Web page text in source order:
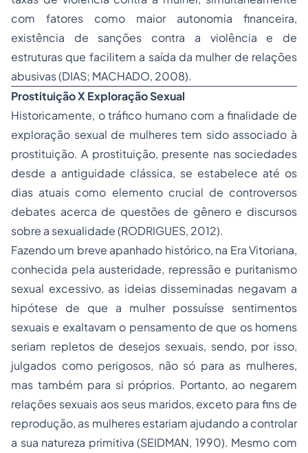
com fatores como maior autonomia financeira,
existência de sanções contra a violência e de
estruturas que facilitem a saída da mulher de relações
abusivas (DIAS; MACHADO, 2008).
Prostituição X Exploração Sexual
Historicamente, o tráfico humano com a finalidade de
exploração sexual de mulheres tem sido associado à
prostituição. A prostituição, presente nas sociedades
desde a antiguidade clássica, se estabelece até os
dias atuais como elemento crucial de controversos
debates acerca de questões de gênero e discursos
sobre a sexualidade (RODRIGUES, 2012).
Fazendo um breve apanhado histórico, na Era Vitoriana,
conhecida pela austeridade, repressão e puritanismo
sexual excessivo, as ideias disseminadas negavam a
hipótese de que a mulher possuísse sentimentos
sexuais e exaltavam o pensamento de que os homens
seriam repletos de desejos sexuais, sendo, por isso,
julgados como perigosos, não só para as mulheres,
mas também para si próprios. Portanto, ao negarem
relações sexuais aos seus maridos, exceto para fins de
reprodução, as mulheres estariam ajudando a controlar
a sua natureza primitiva (SEIDMAN, 1990). Mesmo com